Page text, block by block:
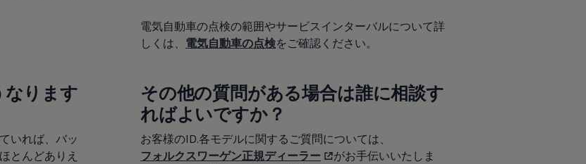
電気自動車の点検の範囲やサービスインターバルについて詳
しくは、 電気自動車の点検をご確認ください。
なります
いれば、バッ
とんどありえ
その他の質問がある場合は誰に相談す
ればよいですか？
お客様のID.各モデルに関するご質問については、
フォルクスワーゲン正規ディーラー
がお手伝いいたしま